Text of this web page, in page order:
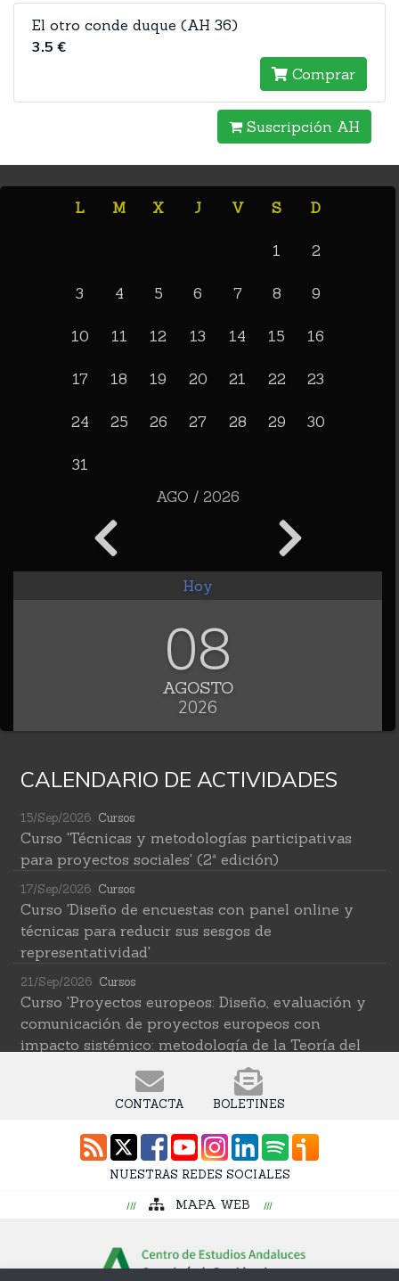
El otro conde duque (AH 36)
3.5 €
Comprar
Suscripción AH
L M X J V S D
1 2
3 4 5 6 7 8 9
10 11 12 13 14 15 16
17 18 19 20 21 22 23
24 25 26 27 28 29 30
31
AGO / 2026
Hoy
08
AGOSTO
2026
CALENDARIO DE ACTIVIDADES
15/Sep/2026 Cursos
Curso 'Técnicas y metodologías participativas
para proyectos sociales' (2ª edición)
17/Sep/2026 Cursos
Curso 'Diseño de encuestas con panel online y
técnicas para reducir sus sesgos de
representatividad'
21/Sep/2026 Cursos
Curso 'Proyectos europeos: Diseño, evaluación y
comunicación de proyectos europeos con
impacto sistémico: metodología de la Teoría del
Cambio transformativa'
Cursos
ciencias sociales' (2ª edición)
Cursos
intelingente de datos'
Curso 'Una introducción a los métodos digitales y
CONTACTA BOLETINES
NUESTRAS REDES SOCIALES
MAPA WEB